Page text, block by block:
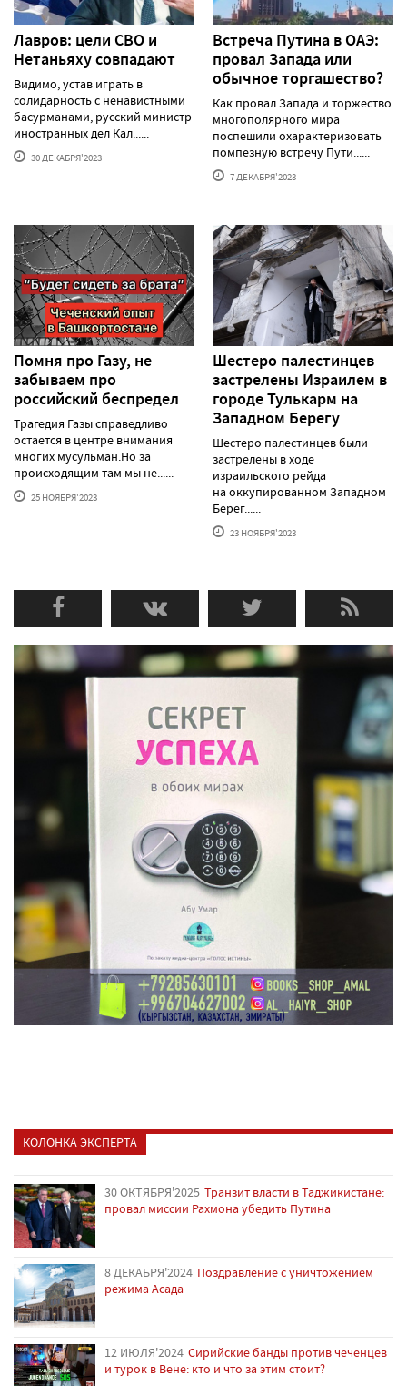
Лавров: цели СВО и
Нетаньяху совпадают
Видимо, устав играть в
солидарность с ненавистными
басурманами, русский министр
иностранных дел Кал......
30 ДЕКАБРЯ'2023
Встреча Путина в ОАЭ:
провал Запада или
обычное торгашество?
Как провал Запада и торжество
многополярного мира
поспешили охарактеризовать
помпезную встречу Пути......
7 ДЕКАБРЯ'2023
Помня про Газу, не
забываем про
российский беспредел
Трагедия Газы справедливо
остается в центре внимания
многих мусульман.Но за
происходящим там мы не......
25 НОЯБРЯ'2023
Шестеро палестинцев
застрелены Израилем в
городе Тулькарм на
Западном Берегу
Шестеро палестинцев были
застрелены в ходе
израильского рейда
на оккупированном Западном
Берег......
23 НОЯБРЯ'2023
КОЛОНКА ЭКСПЕРТА
30 ОКТЯБРЯ'2025 Транзит власти в Таджикистане:
провал миссии Рахмона убедить Путина
8 ДЕКАБРЯ'2024 Поздравление с уничтожением
режима Асада
12 ИЮЛЯ'2024 Сирийские банды против чеченцев
и турок в Вене: кто и что за этим стоит?